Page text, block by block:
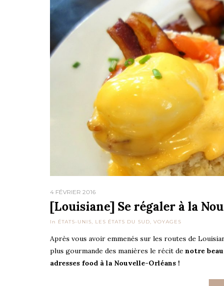
4 FÉVRIER 2016
[Louisiane] Se régaler à la
In ÉTATS-UNIS, LES ÉTATS DU SUD, VOYAGES
Après vous avoir emmenés sur les routes de
plus gourmande des manières le récit de notre
adresses food à la Nouvelle-Orléans !